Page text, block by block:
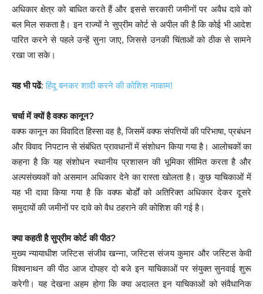
अधिकार क्षेत्र को बाधित करते हैं और इससे सरकारी जमीनों पर अवैध दावे को
बल मिल सकता है। इन राज्यों ने सुप्रीम कोर्ट से अपील की है कि कोई भी आदेश
पारित करने से पहले उन्हें सुना जाए, जिससे उनकी चिंताओं को ठीक से सामने
रखा जा सके।
यह भी पढें:हिंदू बनकर शादी करने की कोशिश नाकाम!
चर्चा में क्यों है वक्फ कानून?
वक्फ कानून का विवादित हिस्सा वह है, जिसमें वक्फ संपत्तियों की परिभाषा, प्रबंधन
और विवाद निपटान से संबंधित प्रावधानों में संशोधन किया गया है। आलोचकों का
कहना है कि यह संशोधन स्थानीय प्रशासन की भूमिका सीमित करता है और
अल्पसंख्यकों को असमान अधिकार देने का रास्ता खोलता है। कुछ याचिकाओं में
यह भी दावा किया गया है कि वक्फ बोर्डों को अतिरिक्त अधिकार देकर दूसरे
समुदायों की जमीनों पर दावे को वैध ठहराने की कोशिश की गई है।
क्या कहती है सुप्रीम कोर्ट की पीठ?
मुख्य न्यायाधीश जस्टिस संजीव खन्ना, जस्टिस संजय कुमार और जस्टिस केवी
विश्वनाथन की पीठ आज दोपहर दो बजे इन याचिकाओं पर संयुक्त सुनवाई शुरू
करेगी। यह देखना अहम होगा कि क्या अदालत इन याचिकाओं को संवैधानिक